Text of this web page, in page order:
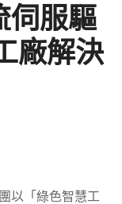
伺服驅
廠解決
以「綠色智慧工